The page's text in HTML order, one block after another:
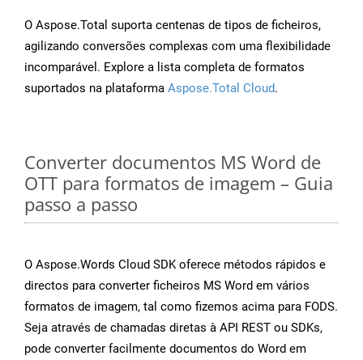
O Aspose.Total suporta centenas de tipos de ficheiros,
agilizando conversões complexas com uma flexibilidade
incomparável. Explore a lista completa de formatos
suportados na plataforma Aspose.Total Cloud.
Converter documentos MS Word de
OTT para formatos de imagem – Guia
passo a passo
O Aspose.Words Cloud SDK oferece métodos rápidos e
directos para converter ficheiros MS Word em vários
formatos de imagem, tal como fizemos acima para FODS.
Seja através de chamadas diretas à API REST ou SDKs,
pode converter facilmente documentos do Word em